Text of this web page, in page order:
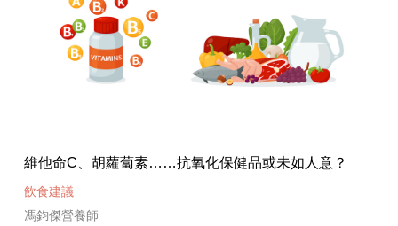
維他命C、胡蘿蔔素……抗氧化保健品或未如人意？
飲食建議
馮鈞傑營養師